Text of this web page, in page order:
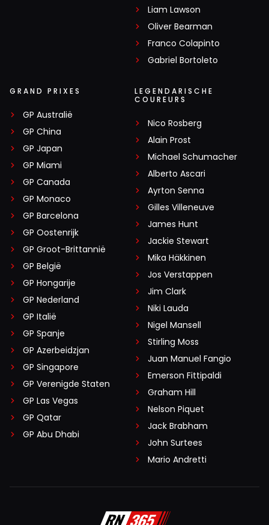
Liam Lawson
Oliver Bearman
Franco Colapinto
Gabriel Bortoleto
GRAND PRIXES
GP Australië
GP China
GP Japan
GP Miami
GP Canada
GP Monaco
GP Barcelona
GP Oostenrijk
GP Groot-Brittannië
GP België
GP Hongarije
GP Nederland
GP Italië
GP Spanje
GP Azerbeidzjan
GP Singapore
GP Verenigde Staten
GP Las Vegas
GP Qatar
GP Abu Dhabi
LEGENDARISCHE
COUREURS
Nico Rosberg
Alain Prost
Michael Schumacher
Alberto Ascari
Ayrton Senna
Gilles Villeneuve
James Hunt
Jackie Stewart
Mika Häkkinen
Jos Verstappen
Jim Clark
Niki Lauda
Nigel Mansell
Stirling Moss
Juan Manuel Fangio
Emerson Fittipaldi
Graham Hill
Nelson Piquet
Jack Brabham
John Surtees
Mario Andretti